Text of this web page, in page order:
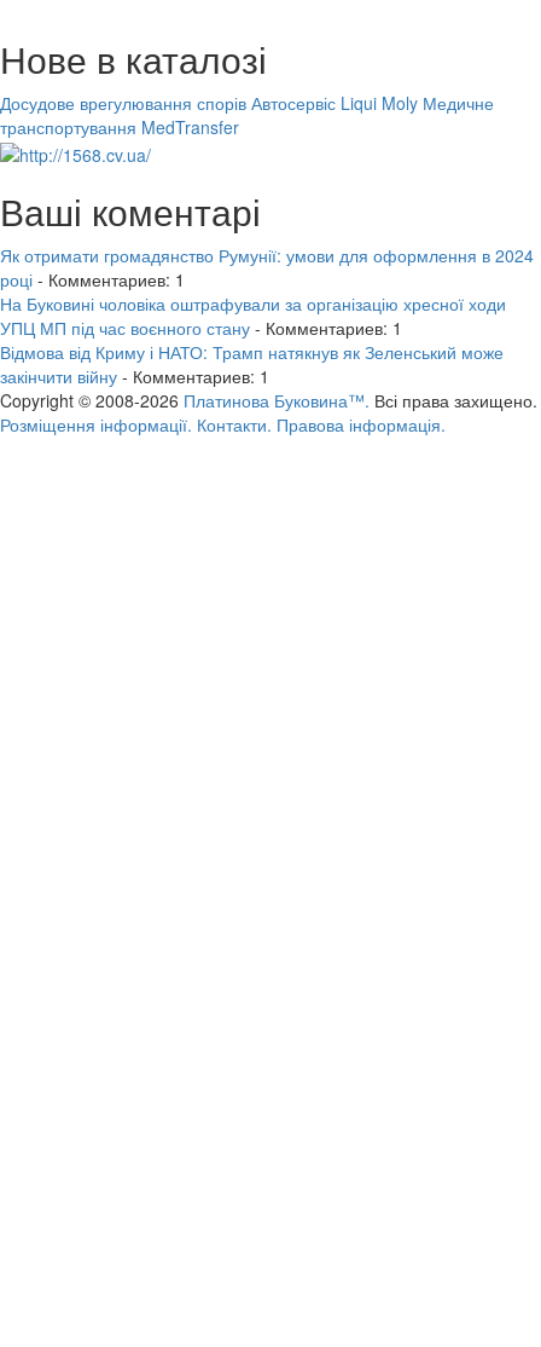
Нове в каталозі
Досудове врегулювання спорів Автосервіс Liqui Moly Медичне
транспортування MedTransfer
Ваші коментарі
Як отримати громадянство Румунії: умови для оформлення в 2024
році - Комментариев: 1
На Буковині чоловіка оштрафували за організацію хресної ходи
УПЦ МП під час воєнного стану - Комментариев: 1
Відмова від Криму і НАТО: Трамп натякнув як Зеленський може
закінчити війну - Комментариев: 1
Copyright © 2008-2026 Платинова Буковина™. Всі права захищено.
Розміщення інформації. Контакти. Правова інформація.